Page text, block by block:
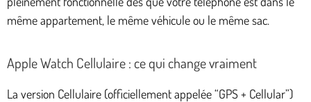
même appartement, le même véhicule ou le même sac.
Apple Watch Cellulaire : ce qui change vraiment
La version Cellulaire (officiellement appelée “GPS + Cellular”)